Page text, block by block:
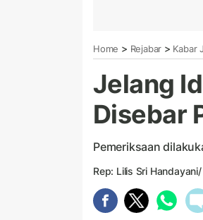
Home > Rejabar > Kabar
Jelang
Disebar
Pemeriksaan
Rep: Lilis Sri